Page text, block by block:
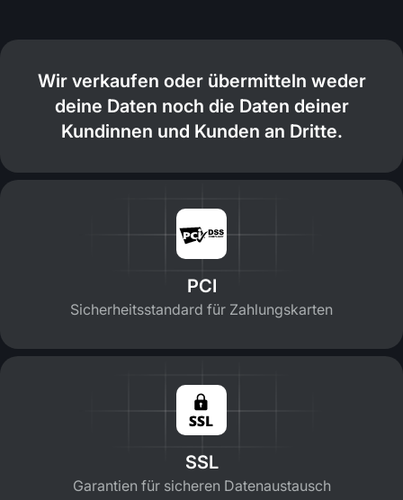
Wir verkaufen oder übermitteln weder
deine Daten noch die Daten deiner
Kundinnen und Kunden an Dritte.
PCI
Sicherheitsstandard für Zahlungskarten
SSL
Garantien für sicheren Datenaustausch